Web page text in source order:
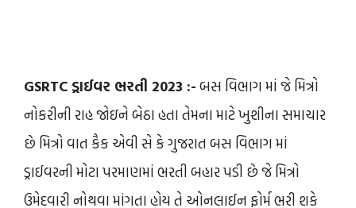
GSRTC ડ્રાઈવર ભરતી 2023 :-બસ વિભાગ માં જે મિત્રો
નોકરીની રાહ જોઇને બેઠા હતા તેમના માટે ખુશીના સમાચાર
છે મિત્રો વાત કૈક એવી સે કે ગુજરાત બસ વિભાગ માં
ડ્રાઈવરની મોટા પરમાણમાં ભરતી બહાર પડી છે જે મિત્રો
ઉમેદવારી નોથવા માંગતા હોય તે ઓનલાઈન ફોર્મ ભરી શકે